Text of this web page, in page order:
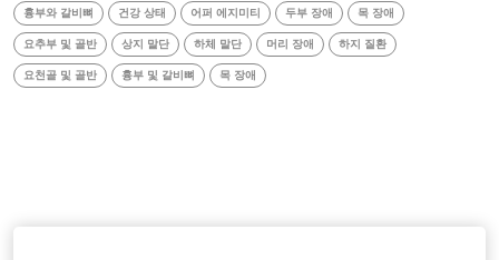
흉부와 갈비뼈 건강 상태 어퍼 에지미티 두부 장애 목 장애
요추부 및 골반 상지 말단 하체 말단 머리 장애 하지 질환
요천골 및 골반 흉부 및 갈비뼈 목 장애